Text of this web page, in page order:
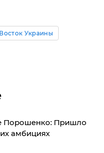
Восток Украины
Порошенко: Пришло
амбициях